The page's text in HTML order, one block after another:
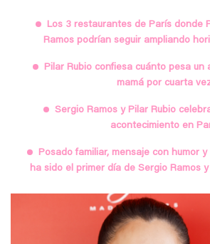
Los 3 restaurantes de París donde
Ramos podrían seguir ampliando
Pilar Rubio confiesa cuánto pesa un
mamá por cuarta
Sergio Ramos y Pilar Rubio
acontecimiento en
Posado familiar, mensaje con humor
ha sido el primer día de Sergio Ramos